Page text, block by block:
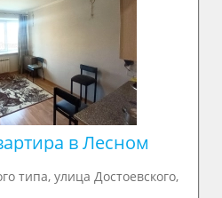
в Лесном
типа, улица Достоевского,